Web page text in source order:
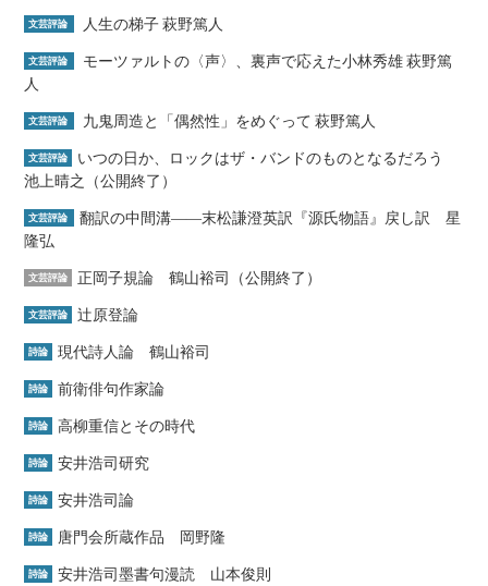
文芸評論 人生の梯子 萩野篤人
文芸評論
モーツァルトの〈声〉、裏声で応えた小林秀雄 萩野篤
人
文芸評論 九鬼周造と「偶然性」をめぐって 萩野篤人
文芸評論
いつの日か、ロックはザ・バンドのものとなるだろう
池上晴之（公開終了）
文芸評論
翻訳の中間溝――末松謙澄英訳『源氏物語』戻し訳 星
隆弘
文芸評論 正岡子規論 鶴山裕司（公開終了）
文芸評論 辻原登論
詩論 現代詩人論 鶴山裕司
詩論 前衛俳句作家論
詩論 高柳重信とその時代
詩論 安井浩司研究
詩論 安井浩司論
詩論 唐門会所蔵作品 岡野隆
詩論 安井浩司墨書句漫読 山本俊則